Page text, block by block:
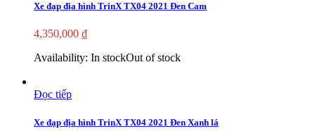
Xe đạp địa hình TrinX TX04 2021 Đen Cam
4,350,000 ₫
Availability: In stockOut of stock
Đọc tiếp
Xe đạp địa hình TrinX TX04 2021 Đen Xanh lá